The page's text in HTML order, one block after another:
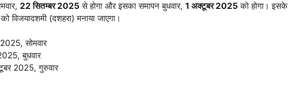
22 सितम्बर 2025 से होगा और इसका समापन बुधवार, 1 अक्टूबर 2025 को होगा। इसके
को विजयादशमी (दशहरा) मनाया जाएगा।
सोमवार
बुधवार
2025, गुरुवार